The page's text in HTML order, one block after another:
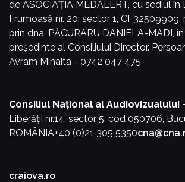
de ASOCIAȚIA MEDALERT, cu sediul în
Frumoasă nr. 20, sector 1,
prin dna. PĂCURARU DANIELA-MADI,
președinte al Consiliului Director.
Avram Mihaita - 0742 047 475
Consiliul Național al Audiovizualului
Liberății nr.14, sector 5, cod 050706,
ROMÂNIA+40 (0)21 305 5350
craiova.ro